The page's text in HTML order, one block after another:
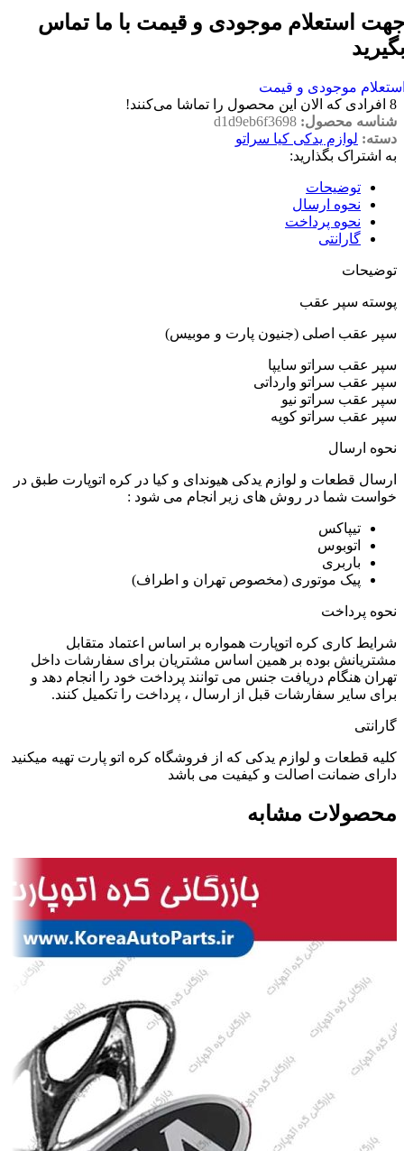
استعلام موجودی و قیمت با ما تماس
موجودی و قیمت
8 افرادی که الان این محصول را تماشا می‌کنند!
شناسه محصول: d1d9eb6f3698
دسته: لوازم یدکی کیا سراتو
به اشتراک بگذارید:
توضیحات
نحوه ارسال
نحوه پرداخت
گارانتی
توضیحات
پوسته سپر عقب
سپر عقب اصلی (جنیون پارت و موبیس)
سپر عقب سراتو سایپا
سپر عقب سراتو وارداتی
سپر عقب سراتو نیو
سپر عقب سراتو کوپه
نحوه ارسال
ارسال قطعات و لوازم یدکی هیوندای و کیا در کره اتوپارت طبق در
خواست شما در روش های زیر انجام می شود :
تیپاکس
اتوبوس
باربری
پیک موتوری (مخصوص تهران و اطراف)
نحوه پرداخت
شرایط کاری کره اتوپارت همواره بر اساس اعتماد متقابل
مشتریانش بوده بر همین اساس مشتریان برای سفارشات داخل
تهران هنگام دریافت جنس می توانند پرداخت خود را انجام دهد و
برای سایر سفارشات قبل از ارسال ، پرداخت را تکمیل کنند.
گارانتی
کلیه قطعات و لوازم یدکی که از فروشگاه کره اتو پارت تهیه میکنید
دارای ضمانت اصالت و کیفیت می باشد
محصولات مشابه